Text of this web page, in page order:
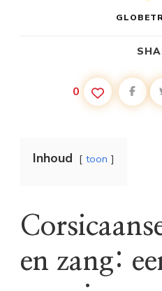
0
Inhoud toon
en zang: